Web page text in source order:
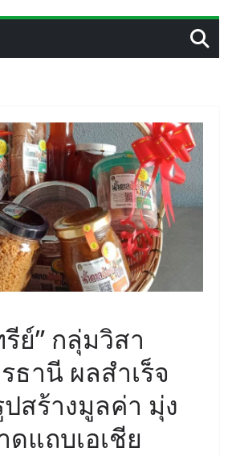
ย์” กลุ่มวิสา
ธานี ผลสำเร็จ
สร้างมูลค่า มุ่ง
แถบเอเชีย